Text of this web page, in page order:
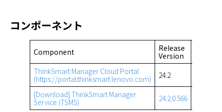
コンポーネント
Component
Release
Version
ThinkSmart Manager Cloud Portal
(https://portal.thinksmart.lenovo.com)
24.2
[Download] ThinkSmart Manager
Service (TSMS)
24.2.0.566